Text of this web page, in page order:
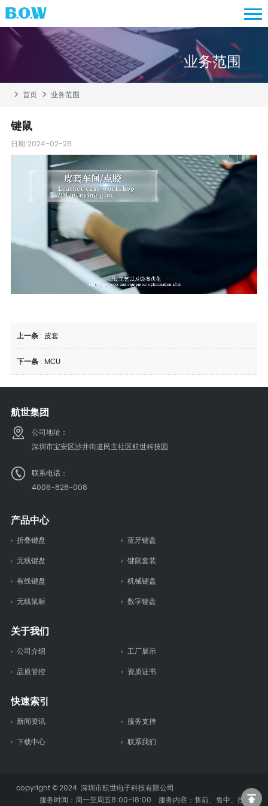
业务范围
首页 业务范围
键鼠
日期:2024-02-28
上一条: 皮套
下一条: MCU
航世集团
公司地址：
深圳市宝安区沙井街道民主社区航世科技园
联系电话：
4006-828-008
产品中心
折叠键盘
蓝牙键盘
无线键盘
键鼠套装
有线键盘
机械键盘
无线鼠标
数字键盘
关于我们
公司介绍
工厂展示
品质管控
资质证书
快速索引
新闻资讯
服务支持
下载中心
联系我们
copyright © 2024 深圳市航世电子科技有限公司
服务时间：周一至周五8:00-18:00 服务内容：售前、售中、投诉